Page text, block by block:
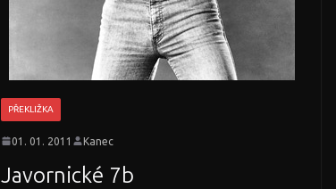
PŘEKLIŽKA
01. 01. 2011 Kanec
Javornické 7b